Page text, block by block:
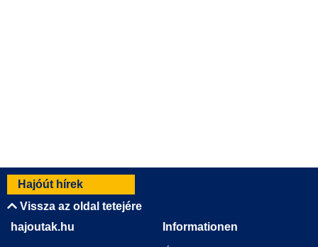
Hajóút hírek
Vissza az oldal tetejére
hajoutak.hu
Informationen